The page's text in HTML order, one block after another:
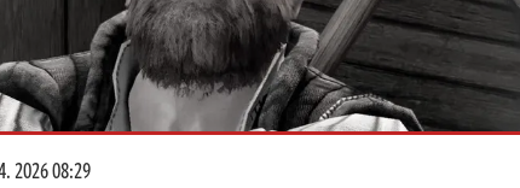
2026 08:29